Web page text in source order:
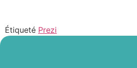
Étiqueté Prezi